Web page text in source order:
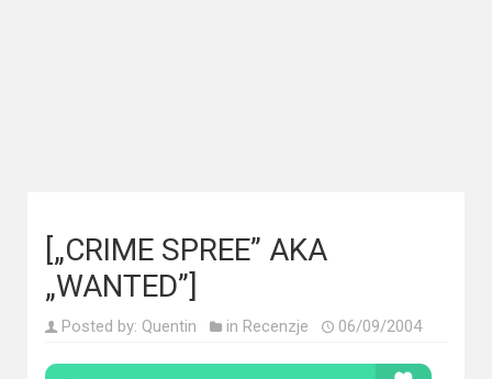
dokumentalne
Horrory
Kino
azjatyckie
[„CRIME SPREE” AKA
„WANTED”]
Posted by: Quentin in Recenzje 06/09/2004